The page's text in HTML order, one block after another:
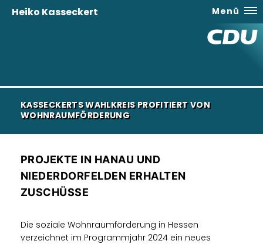
Heiko Kasseckert Menü
KASSECKERTS WAHLKREIS PROFITIERT VON
WOHNRAUMFÖRDERUNG
PROJEKTE IN HANAU UND
NIEDERDORFELDEN ERHALTEN
ZUSCHÜSSE
Die soziale Wohnraumförderung in Hessen
verzeichnet im Programmjahr 2024 ein neues